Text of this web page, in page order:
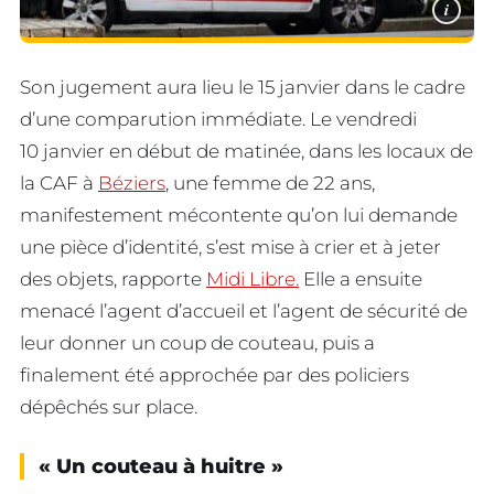
i
Son jugement aura lieu le 15 janvier dans le cadre
d’une comparution immédiate. Le vendredi
10 janvier en début de matinée, dans les locaux de
la CAF à Béziers, une femme de 22 ans,
manifestement mécontente qu’on lui demande
une pièce d’identité, s’est mise à crier et à jeter
des objets, rapporte Midi Libre. Elle a ensuite
menacé l’agent d’accueil et l’agent de sécurité de
leur donner un coup de couteau, puis a
finalement été approchée par des policiers
dépêchés sur place.
« Un couteau à huitre »